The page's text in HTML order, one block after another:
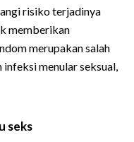
risiko terjadinya
memberikan
merupakan salah
infeksi menular seksual,
seks